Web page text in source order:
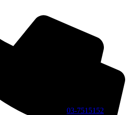
03-7515152